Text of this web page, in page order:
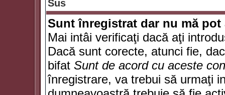
Sus
Sunt înregistrat dar nu mă
Mai intâi verificaţi dacă aţi
Dacă sunt corecte, atunci fie,
bifat Sunt de acord cu aceste
înregistrare, va trebui să urmaţi